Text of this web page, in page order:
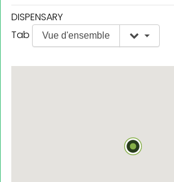
DISPENSARY
Tab
Vue d'ensemble